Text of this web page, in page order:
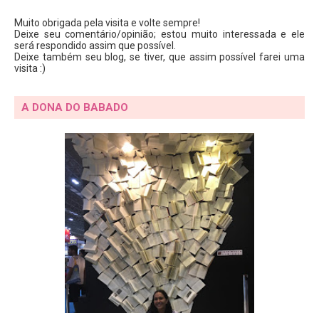
Muito obrigada pela visita e volte sempre!
Deixe seu comentário/opinião; estou muito interessada e ele
será respondido assim que possível.
Deixe também seu blog, se tiver, que assim possível farei uma
visita :)
A DONA DO BABADO